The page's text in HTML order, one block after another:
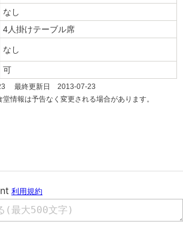
なし
4人掛けテーブル席
なし
可
最終更新日 2013-07-23
情報は予告なく変更される場合があります。